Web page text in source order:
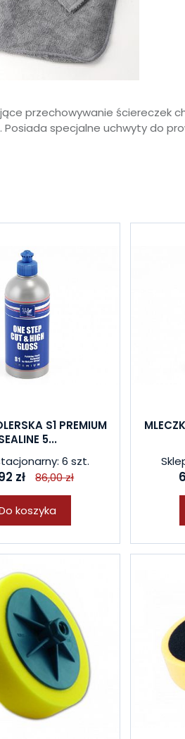
przechowywanie ściereczek
specjalne uchwyty do
S1 PREMIUM
5...
6 szt.
zł 86,00 zł
koszyka